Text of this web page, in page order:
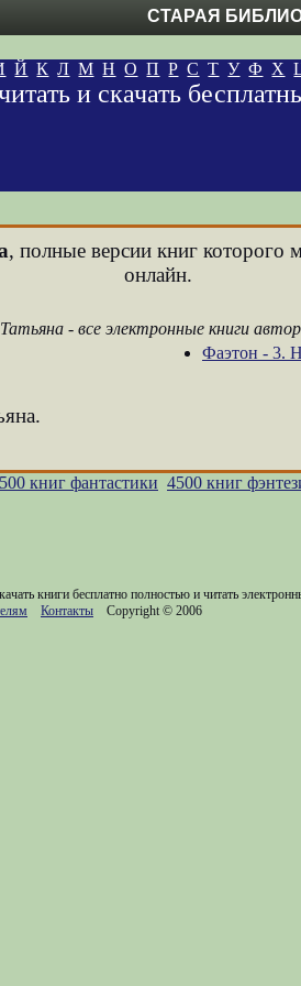
СТАРАЯ
Й К Л М Н О П Р С Т У Ф Х
и скачать
, полные версии книг которого
онлайн.
- все электронные книги
Фаэтон - 3.
книг фантастики 4500 книг
книги бесплатно полностью и читать
Контакты Copyright © 2006